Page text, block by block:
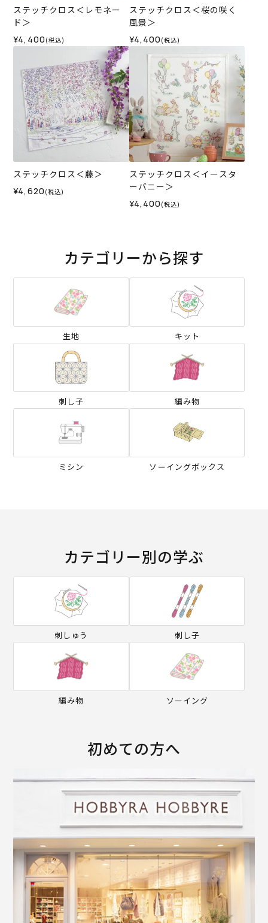
ステッチクロス＜レモネー
ド＞
¥4,400 (税込)
ステッチクロス＜桜の咲く
風景＞
¥4,400 (税込)
ステッチクロス＜藤＞
¥4,620 (税込)
ステッチクロス＜イースタ
ーバニー＞
¥4,400 (税込)
カテゴリーから探す
生地 キット
刺し子 編み物
ミシン ソーイングボックス
カテゴリー別の学ぶ
刺しゅう 刺し子
編み物 ソーイング
初めての方へ